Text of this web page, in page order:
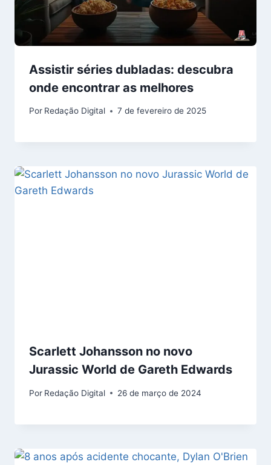
Assistir séries dubladas: descubra
onde encontrar as melhores
Por Redação Digital 7 de fevereiro de 2025
Scarlett Johansson no novo
Jurassic World de Gareth Edwards
Por Redação Digital 26 de março de 2024